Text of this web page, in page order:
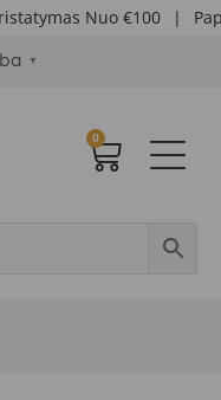
Nuo €100 |
▼
0